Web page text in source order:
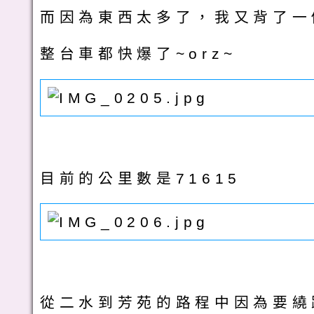
而因為東西太多了，我又背了一
整台車都快爆了~orz~
目前的公里數是71615
從二水到芳苑的路程中因為要繞